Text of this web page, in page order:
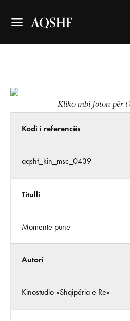
AQSHF
Kliko mbi foton për
Kodi i referencës
aqshf_kin_msc_0439
Titulli
Momente pune
Autori
Kinostudio «Shqipëria e Re»